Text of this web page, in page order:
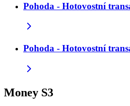
Pohoda - Hotovostní
Pohoda - Hotovostní
Money S3